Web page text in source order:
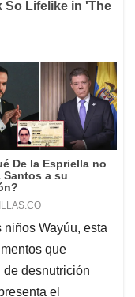
Wayúu, esta
que
desnutrición
el